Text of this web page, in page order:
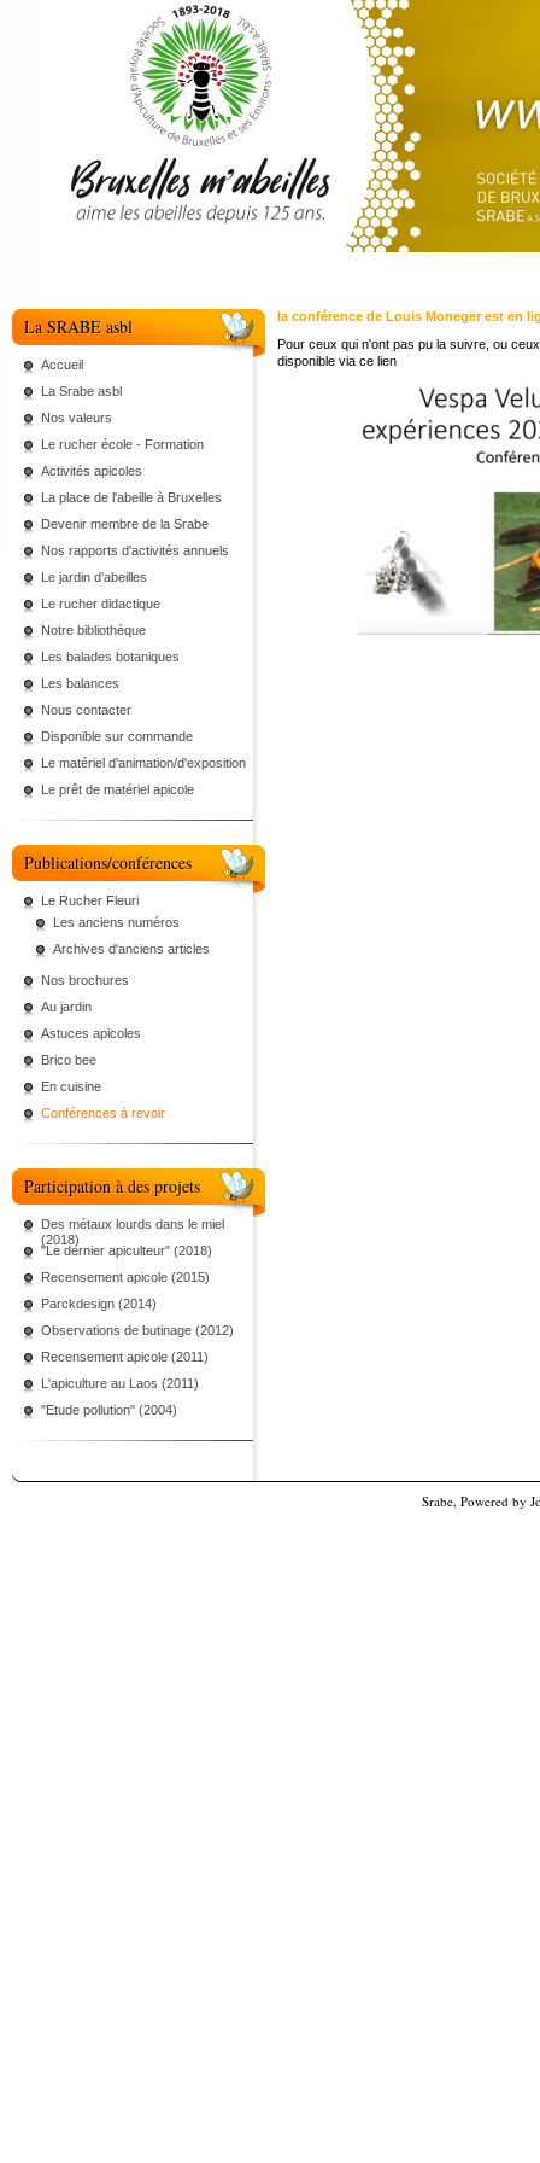
La SRABE asbl
Accueil
La Srabe asbl
Nos valeurs
Le rucher école - Formation
Activités apicoles
La place de l'abeille à Bruxelles
Devenir membre de la Srabe
Nos rapports d'activités annuels
Le jardin d'abeilles
Le rucher didactique
Notre bibliothèque
Les balades botaniques
Les balances
Nous contacter
Disponible sur commande
Le matériel d'animation/d'exposition
Le prêt de matériel apicole
Publications/conférences
Le Rucher Fleuri
Les anciens numéros
Archives d'anciens articles
Nos brochures
Au jardin
Astuces apicoles
Brico bee
En cuisine
Conférences à revoir
Participation à des projets
Des métaux lourds dans le miel
(2018)
"Le dernier apiculteur" (2018)
Recensement apicole (2015)
Parckdesign (2014)
Observations de butinage (2012)
Recensement apicole (2011)
L'apiculture au Laos (2011)
"Etude pollution" (2004)
la conférence de Louis Moneger est en
Pour ceux qui n'ont pas pu la suivre, ou
disponible via ce lien
Srabe, Powered by